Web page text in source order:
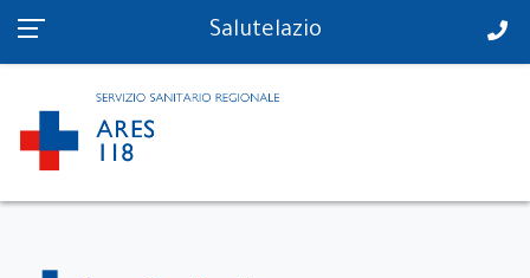
PS in tempo reale Salutelazio